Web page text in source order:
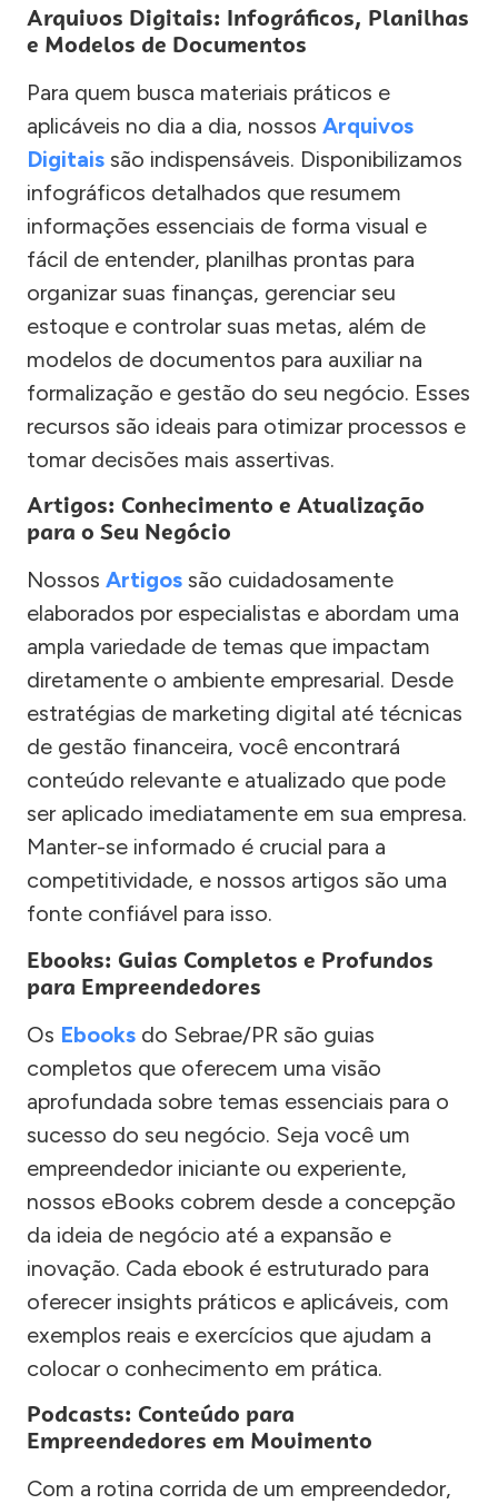
Arquivos Digitais: Infográficos, Planilhas
e Modelos de Documentos
Para quem busca materiais práticos e
aplicáveis no dia a dia, nossos Arquivos
Digitais são indispensáveis. Disponibilizamos
infográficos detalhados que resumem
informações essenciais de forma visual e
fácil de entender, planilhas prontas para
organizar suas finanças, gerenciar seu
estoque e controlar suas metas, além de
modelos de documentos para auxiliar na
formalização e gestão do seu negócio. Esses
recursos são ideais para otimizar processos e
tomar decisões mais assertivas.
Artigos: Conhecimento e Atualização
para o Seu Negócio
Nossos Artigos são cuidadosamente
elaborados por especialistas e abordam uma
ampla variedade de temas que impactam
diretamente o ambiente empresarial. Desde
estratégias de marketing digital até técnicas
de gestão financeira, você encontrará
conteúdo relevante e atualizado que pode
ser aplicado imediatamente em sua empresa.
Manter-se informado é crucial para a
competitividade, e nossos artigos são uma
fonte confiável para isso.
Ebooks: Guias Completos e Profundos
para Empreendedores
Os Ebooks do Sebrae/PR são guias
completos que oferecem uma visão
aprofundada sobre temas essenciais para o
sucesso do seu negócio. Seja você um
empreendedor iniciante ou experiente,
nossos eBooks cobrem desde a concepção
da ideia de negócio até a expansão e
inovação. Cada ebook é estruturado para
oferecer insights práticos e aplicáveis, com
exemplos reais e exercícios que ajudam a
colocar o conhecimento em prática.
Podcasts: Conteúdo para
Empreendedores em Movimento
Com a rotina corrida de um empreendedor,